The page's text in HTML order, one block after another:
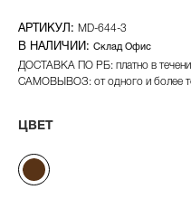
MD-644-3
Склад Офис
ДОСТАВКА ПО РБ: платно в
САМОВЫВОЗ: от одного и более
ЦВЕТ